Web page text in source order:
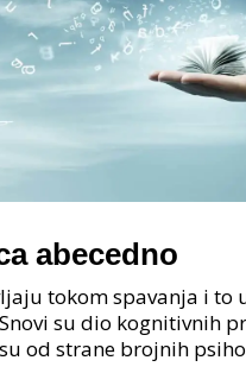
abecedno
tokom spavanja i to
su dio kognitivnih
od strane brojnih